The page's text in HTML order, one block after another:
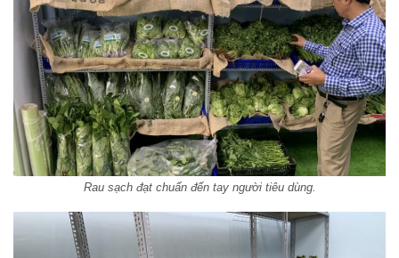
Rau sạch đạt chuẩn đến tay người tiêu dùng.